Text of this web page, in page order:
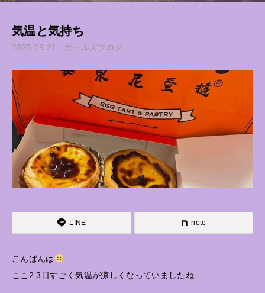
気温と気持ち
2025.09.21 ガールズブログ
LINE note
こんばんは
ここ2.3日すごく気温が涼しくなっていましたね